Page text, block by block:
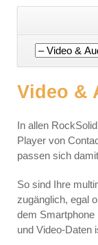
Navigation
überspringen
Video &
In allen
Player von
passen sich
So sind Ihre
zugänglich, egal
dem Smartphone
und Video-Daten